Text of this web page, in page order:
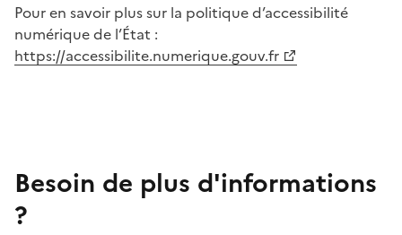
Pour en savoir plus sur la politique d’accessibilité
numérique de l’État :
https://accessibilite.numerique.gouv.fr
Besoin de plus d'informations
?